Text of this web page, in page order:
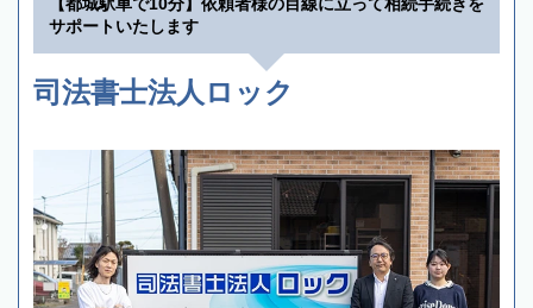
【都城駅車で10分】依頼者様の目線に立って相続手続きを
サポートいたします
司法書士法人ロック